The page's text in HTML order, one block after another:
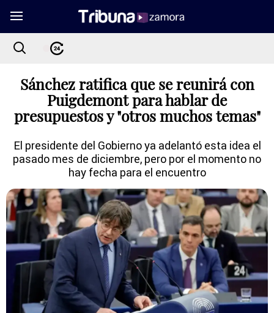
Sánchez ratifica que se reunirá con
Puigdemont para hablar de
presupuestos y "otros muchos temas"
El presidente del Gobierno ya adelantó esta idea el
pasado mes de diciembre, pero por el momento no
hay fecha para el encuentro